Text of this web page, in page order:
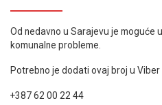
Od nedavno u Sarajevu je moguće
komunalne probleme.
Potrebno je dodati ovaj broj u
+387 62 00 22 44